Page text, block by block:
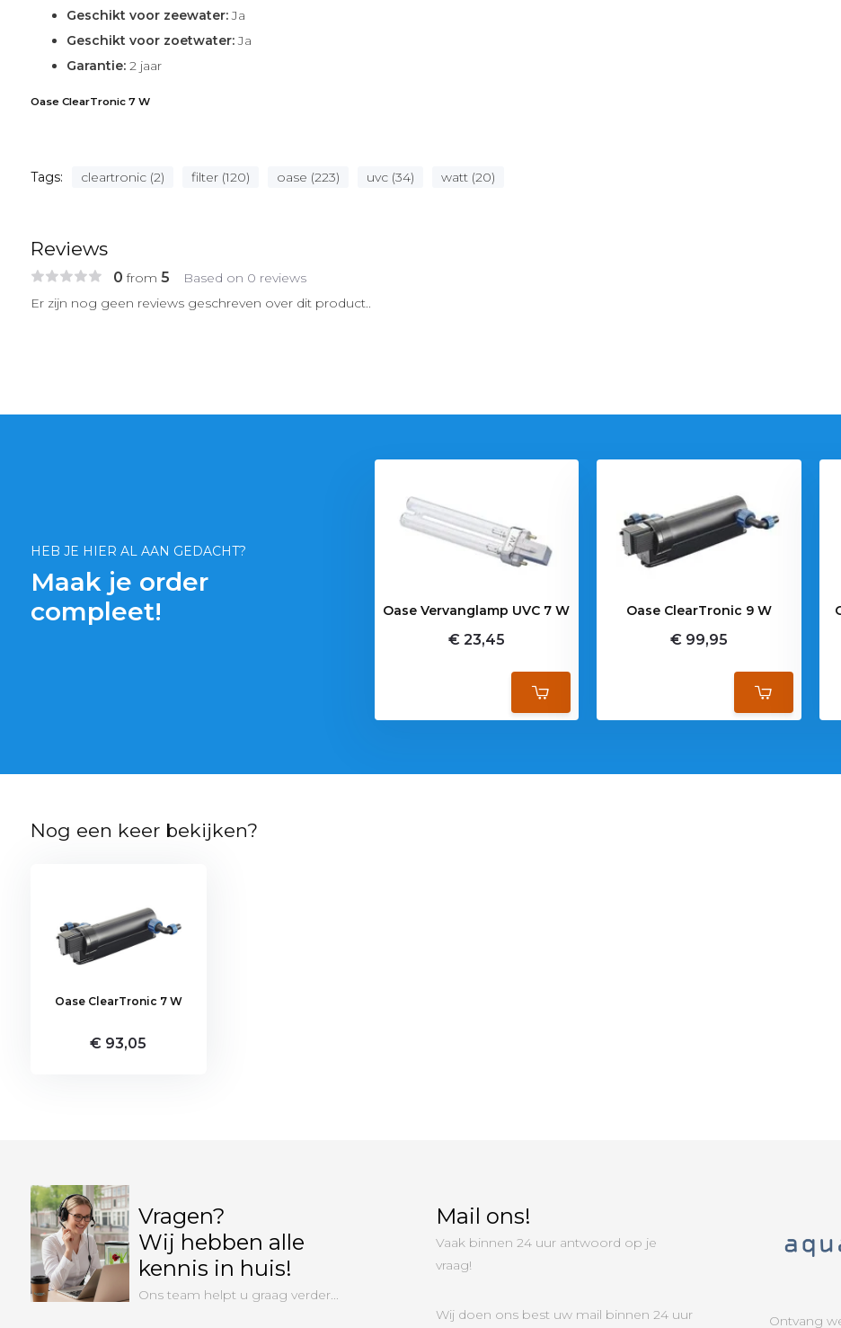
Geschikt voor zeewater:Ja
Geschikt voor zoetwater:Ja
Garantie:2 jaar
Oase ClearTronic 7 W
Tags: cleartronic (2) filter (120) oase (223) uvc (34) watt (20)
Reviews
0 from 5 Based on 0 reviews
Er zijn nog geen reviews geschreven over dit product..
HEB JE HIER AL AAN GEDACHT?
Maak je order
compleet!
Oase Vervanglamp UVC 7 W
€ 23,45
Oase ClearTronic 9 W
€ 99,95
Nog een keer bekijken?
Oase ClearTronic 7 W
€ 93,05
Vragen?
Wij hebben alle
kennis in huis!
Ons team helpt u graag verder...
Mail ons!
Vaak binnen 24 uur antwoord op je
vraag!
Wij doen ons best uw mail binnen 24 uur Ontvang